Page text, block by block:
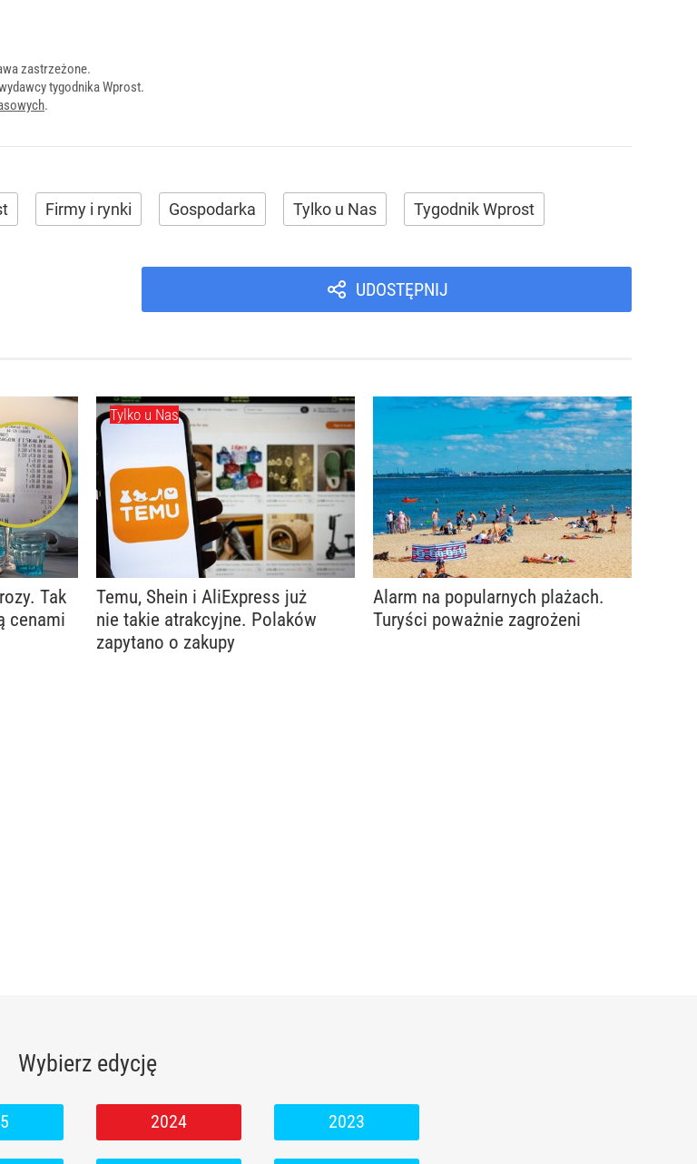
zastrzeżone.
tygodnika Wprost.
.
Firmy i rynki Gospodarka Tylko u Nas Tygodnik Wprost
UDOSTĘPNIJ
Tak
cenami
Tylko u Nas
Temu, Shein i AliExpress już
nie takie atrakcyjne. Polaków
zapytano o zakupy
Alarm na popularnych plażach.
Turyści poważnie zagrożeni
Wybierz edycję
2024 2023